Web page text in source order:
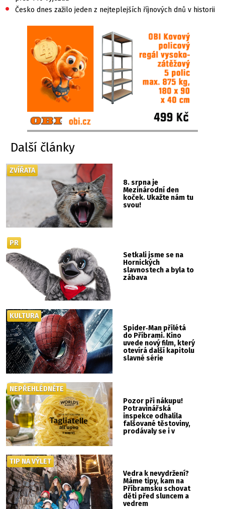
• Česko dnes zažilo jeden z nejteplejších říjnových dnů v historii
Další články
8. srpna je
Mezinárodní den
koček. Ukažte nám tu
svou!
ZVÍŘATA
Setkali jsme se na
Hornických
slavnostech a byla to
zábava
PR
Spider‑Man přilétá
do Příbrami. Kino
uvede nový film, který
otevírá další kapitolu
slavné série
KULTURA
Pozor při nákupu!
Potravinářská
inspekce odhalila
falšované těstoviny,
prodávaly se i v
NEPŘEHLÉDNĚTE
Vedra k nevydržení?
Máme tipy, kam na
Příbramsku schovat
děti před sluncem a
vedrem
TIP NA VÝLET